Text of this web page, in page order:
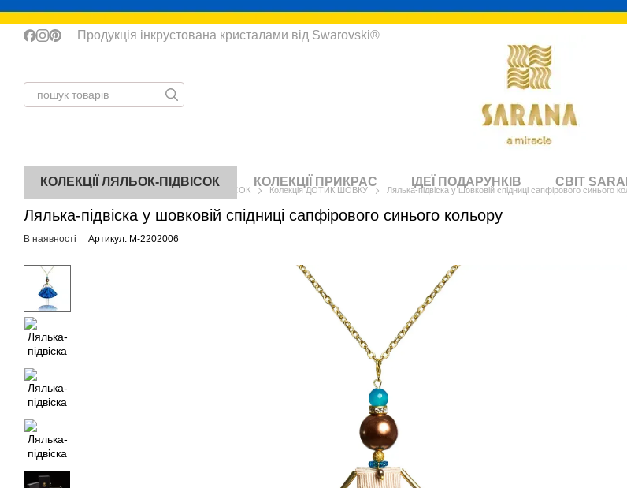
Перейти до основного контенту
Продукція інкрустована кристалами від Swarovski®
КОЛЕКЦІЇ ЛЯЛЬОК-ПІДВІСОК КОЛЕКЦІЇ ПРИКРАС ІДЕЇ ПОДАРУНКІВ СВІТ
КАТАЛОГ КОЛЕКЦІЇ ЛЯЛЬОК-ПІДВІСОК Колекція ДОТИК ШОВКУ Лялька-підвіска у шовковій спідниці сапфірового синього
Лялька-підвіска у шовковій спідниці сапфірового синього кольору
В наявності Артикул: M-2202006